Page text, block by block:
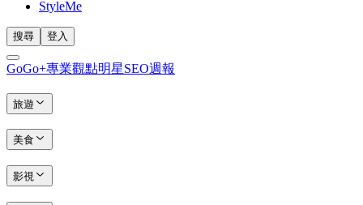
StyleMe
搜尋 登入
GoGo+專業觀點明星SEO週報
旅遊
美食
影視